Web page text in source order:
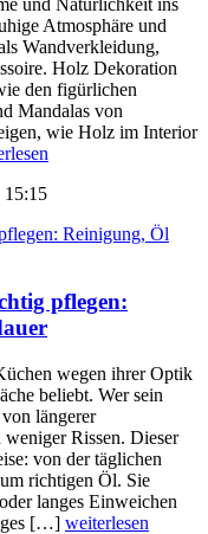
und Natürlichkeit ins
Atmosphäre und
Wandverkleidung,
Holz Dekoration
den figürlichen
Mandalas von
wie Holz im Interior
15:15
pflegen:
wegen ihrer Optik
beliebt. Wer sein
längerer
weniger Rissen. Dieser
von der täglichen
richtigen Öl. Sie
langes Einweichen
[…] weiterlesen